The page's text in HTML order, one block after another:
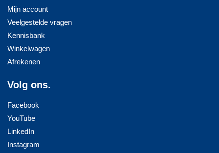
Mijn account
Veelgestelde vragen
Kennisbank
Winkelwagen
Afrekenen
Volg ons.
Facebook
YouTube
LinkedIn
Instagram